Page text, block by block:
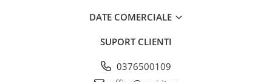
DATE COMERCIALE
SUPORT CLIENTI
0376500109